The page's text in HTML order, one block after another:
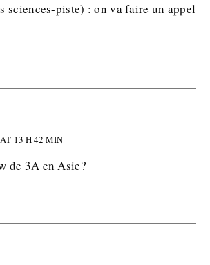
sciences-piste) : on va faire un appel
13 H 42 MIN
de 3A en Asie?